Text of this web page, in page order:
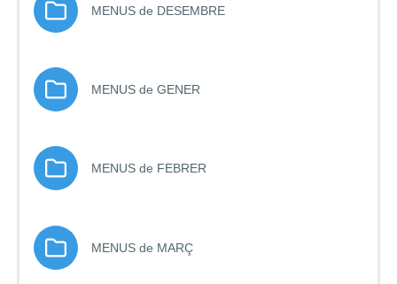
MENUS de DESEMBRECarpeta
MENUS de GENERCarpeta
MENUS de FEBRERCarpeta
MENUS de MARÇCarpeta